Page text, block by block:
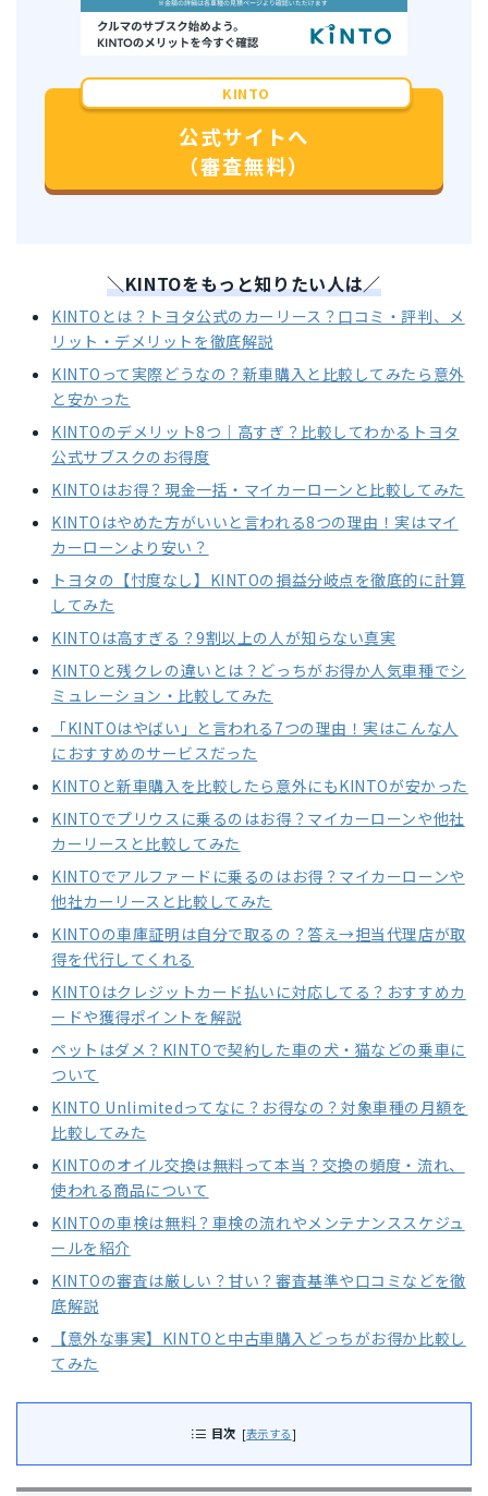
KINTO
公式サイトへ
（審査無料）
＼KINTOをもっと知りたい人は／
KINTOとは？トヨタ公式のカーリース？口コミ・評判、メ
リット・デメリットを徹底解説
KINTOって実際どうなの？新車購入と比較してみたら意外
と安かった
KINTOのデメリット8つ｜高すぎ？比較してわかるトヨタ
公式サブスクのお得度
KINTOはお得？現金一括・マイカーローンと比較してみた
KINTOはやめた方がいいと言われる8つの理由！実はマイ
カーローンより安い？
トヨタの【忖度なし】KINTOの損益分岐点を徹底的に計算
してみた
KINTOは高すぎる？9割以上の人が知らない真実
KINTOと残クレの違いとは？どっちがお得か人気車種でシ
ミュレーション・比較してみた
「KINTOはやばい」と言われる7つの理由！実はこんな人
におすすめのサービスだった
KINTOと新車購入を比較したら意外にもKINTOが安かった
KINTOでプリウスに乗るのはお得？マイカーローンや他社
カーリースと比較してみた
KINTOでアルファードに乗るのはお得？マイカーローンや
他社カーリースと比較してみた
KINTOの車庫証明は自分で取るの？答え→担当代理店が取
得を代行してくれる
KINTOはクレジットカード払いに対応してる？おすすめカ
ードや獲得ポイントを解説
ペットはダメ？KINTOで契約した車の犬・猫などの乗車に
ついて
KINTO Unlimitedってなに？お得なの？対象車種の月額を
比較してみた
KINTOのオイル交換は無料って本当？交換の頻度・流れ、
使われる商品について
KINTOの車検は無料？車検の流れやメンテナンススケジュ
ールを紹介
KINTOの審査は厳しい？甘い？審査基準や口コミなどを徹
底解説
【意外な事実】KINTOと中古車購入どっちがお得か比較し
てみた
目次 [表示する]